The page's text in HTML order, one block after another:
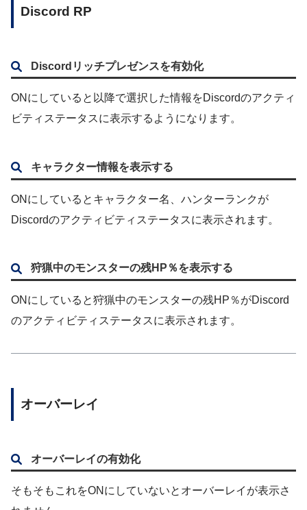
Discord RP
Discordリッチプレゼンスを有効化
ONにしていると以降で選択した情報をDiscordのアクティ
ビティステータスに表示するようになります。
キャラクター情報を表示する
ONにしているとキャラクター名、ハンターランクが
Discordのアクティビティステータスに表示されます。
狩猟中のモンスターの残HP％を表示する
ONにしていると狩猟中のモンスターの残HP％がDiscord
のアクティビティステータスに表示されます。
オーバーレイ
オーバーレイの有効化
そもそもこれをONにしていないとオーバーレイが表示さ